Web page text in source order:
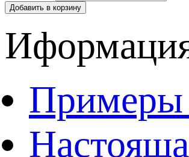
Добавить в корзину
Примеры